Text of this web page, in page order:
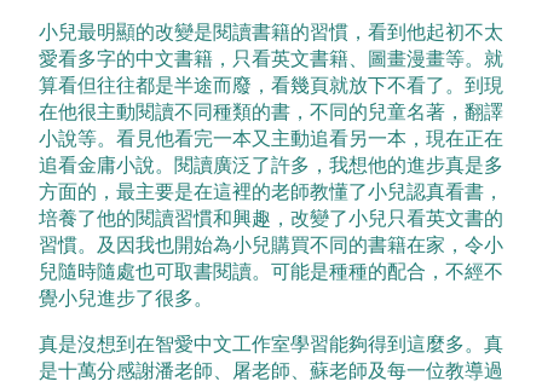
小兒最明顯的改變是閱讀書籍的習慣，看到他起初不太
愛看多字的中文書籍，只看英文書籍、圖畫漫畫等。就
算看但往往都是半途而廢，看幾頁就放下不看了。到現
在他很主動閱讀不同種類的書，不同的兒童名著，翻譯
小說等。看見他看完一本又主動追看另一本，現在正在
追看金庸小說。閱讀廣泛了許多，我想他的進步真是多
方面的，最主要是在這裡的老師教懂了小兒認真看書，
培養了他的閱讀習慣和興趣，改變了小兒只看英文書的
習慣。及因我也開始為小兒購買不同的書籍在家，令小
兒隨時隨處也可取書閱讀。可能是種種的配合，不經不
覺小兒進步了很多。
真是沒想到在智愛中文工作室學習能夠得到這麼多。真
是十萬分感謝潘老師、屠老師、蘇老師及每一位教導過